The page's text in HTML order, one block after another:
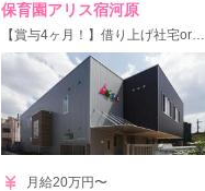
保育園アリス宿河原
【賞与4ヶ月！】借り上げ社宅or住宅手当あり♪年休120日◎マイカー・自転車通勤OKの駅チカ認可園
月給20万円〜